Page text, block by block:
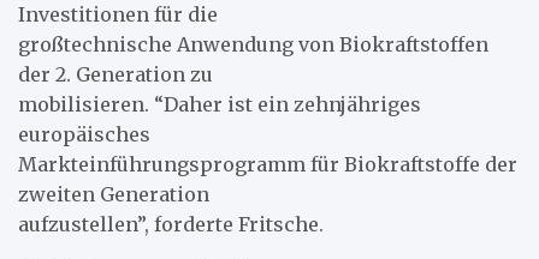
Investitionen für die
großtechnische Anwendung von Biokraftstoffen
der 2. Generation zu
mobilisieren. “Daher ist ein zehnjähriges
europäisches
Markteinführungsprogramm für Biokraftstoffe der
zweiten Generation
aufzustellen”, forderte Fritsche.